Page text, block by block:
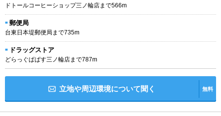
ドトールコーヒーショップ三ノ輪店まで566m
郵便局
台東日本堤郵便局まで735m
ドラッグストア
どらっぐぱぱす三ノ輪店まで787m
立地や周辺環境について聞く 無料